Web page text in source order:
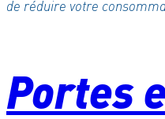
de réduire votre
Portes